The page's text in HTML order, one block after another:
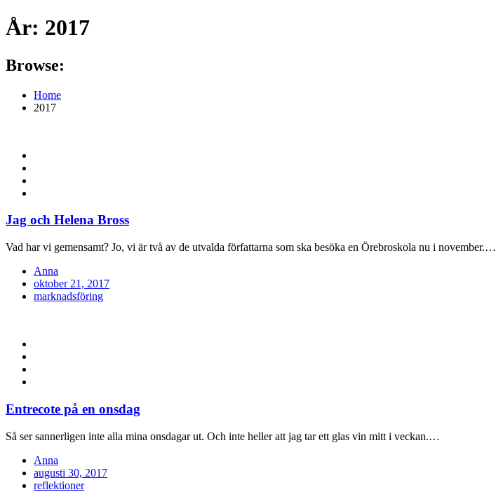
År: 2017
Browse:
Home
2017
Jag och Helena Bross
Vad har vi gemensamt? Jo, vi är två av de utvalda författarna som ska besöka en Örebroskola nu i november.…
Anna
Posted
on
oktober 21, 2017
marknadsföring
Entrecote på en onsdag
Så ser sannerligen inte alla mina onsdagar ut. Och inte heller att jag tar ett glas vin mitt i veckan.…
Anna
Posted
on
augusti 30, 2017
reflektioner